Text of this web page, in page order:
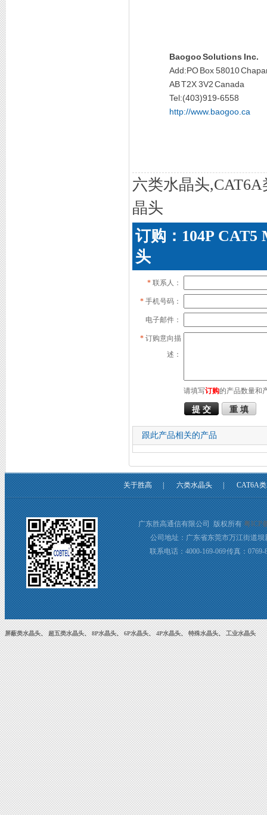
Baogoo Solutions Inc.
Add:PO Box 58010
AB T2X 3V2 Canada
Tel:(403)919-6558
http://www.baogoo.ca
六类水晶头
晶头
订购：104P CAT5
头
* 联系人：
* 手机号码：
电子邮件：
* 订购意向描
述：
请填写订购的产品数量和
跟此产品相关的产品
关于胜高 | 六类水晶头 | CAT6A
广东胜高通信有限公司 版权所有粤ICP
公司地址：广东省东莞市万江街道坝
联系电话：4000-169-069 传真：0769-
屏蔽类水晶头、超五类水晶头、8P水晶头、6P水晶头、4P水晶头、特殊水晶头、工业水晶头